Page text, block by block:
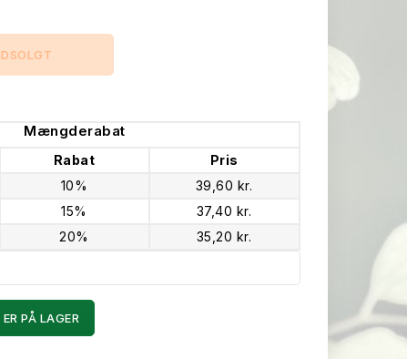
Mængderabat
Rabat
Pris
10%
39,60 kr.
15%
37,40 kr.
20% 35,20 kr.
PÅ LAGER